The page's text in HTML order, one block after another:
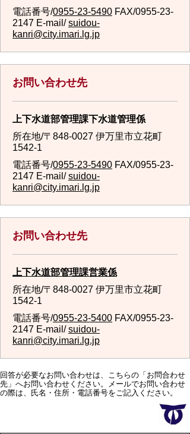
電話番号/0955-23-5490 FAX/0955-23-
2147 E-mail/suidou-
kanri@city.imari.lg.jp
お問い合わせ先
上下水道部管理課下水道管理係
所在地/〒848-0027 伊万里市立花町
1542-1
電話番号/0955-23-5490 FAX/0955-23-
2147 E-mail/suidou-
kanri@city.imari.lg.jp
お問い合わせ先
上下水道部管理課営業係
所在地/〒848-0027 伊万里市立花町
1542-1
電話番号/0955-23-5400 FAX/0955-23-
2147 E-mail/suidou-
kanri@city.imari.lg.jp
回答が必要なお問い合わせは、こちらの「お問合わせ
先」へお問い合わせください。メールでお問い合わせ
の際は、氏名・住所・電話番号をご記入ください。